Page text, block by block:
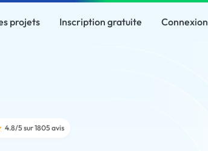
projets Inscription gratuite Connexion
4.8/5 sur 1805 avis